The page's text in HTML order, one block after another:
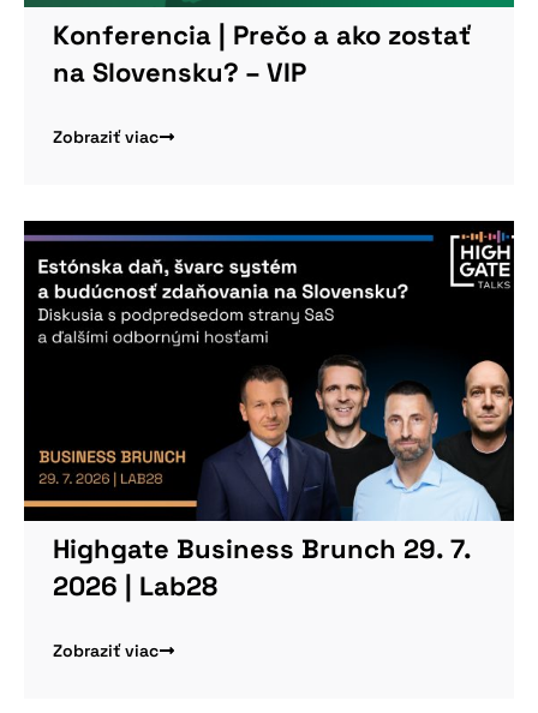
Konferencia | Prečo a ako zostať
na Slovensku? – VIP
Zobraziť viac
Highgate Business Brunch 29. 7.
2026 | Lab28
Zobraziť viac
Viac informácií